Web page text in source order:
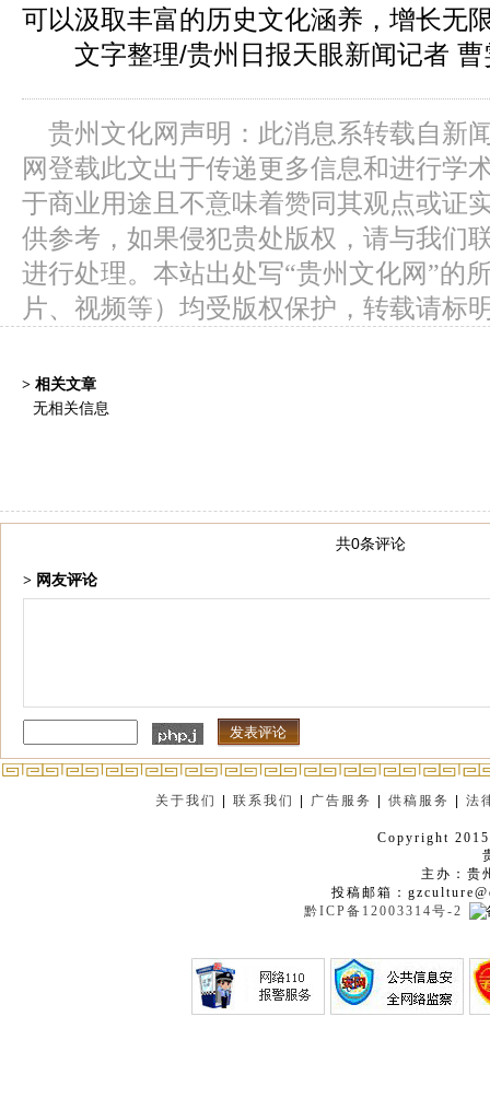
可以汲取丰富的历史文化涵养，增长无
文字整理/贵州日报天眼新闻记者 曹
贵州文化网声明：此消息系转载自新
网登载此文出于传递更多信息和进行学
于商业用途且不意味着赞同其观点或证
供参考，如果侵犯贵处版权，请与我们
进行处理。本站出处写“贵州文化网”的
片、视频等）均受版权保护，转载请标
> 相关文章
无相关信息
共0条评论
> 网友评论
关于我们 |联系我们 广告服务 |供稿服务 |法
Copyright
主办：贵
投稿邮箱：
黔ICP备12003314号-2